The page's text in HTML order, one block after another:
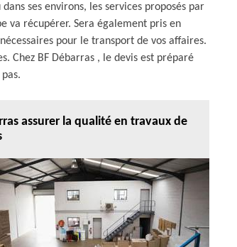
ses environs, les services proposés par
va récupérer. Sera également pris en
pour le transport de vos affaires.
Chez BF Débarras , le devis est préparé
assurer la qualité en travaux de